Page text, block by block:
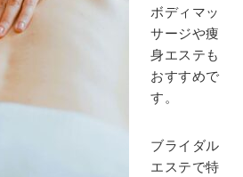
ボディマッ
サージや痩
身エステも
おすすめで
す。
ブライダル
エステで特